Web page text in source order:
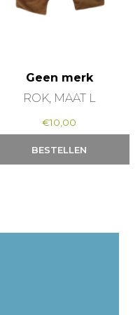
Geen merk
ROK, MAAT L
€10,00
BESTELLEN